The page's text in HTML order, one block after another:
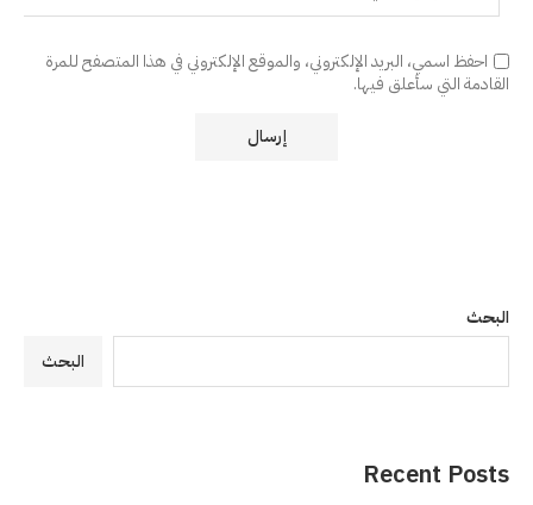
احفظ اسمي، البريد الإلكتروني، والموقع الإلكتروني في هذا المتصفح للمرة
القادمة التي سأعلق فيها.
البحث
البحث
Recent Posts